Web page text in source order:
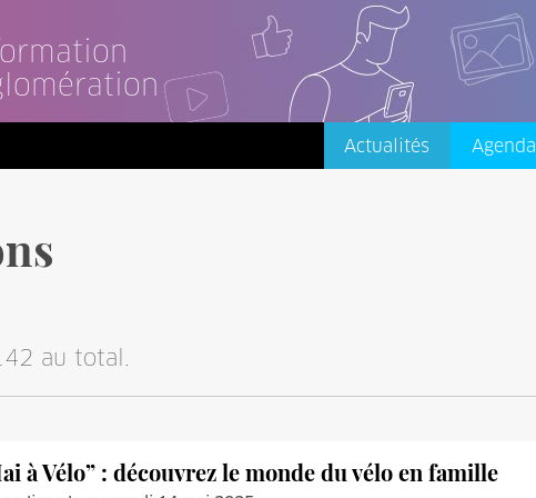
Actualités Agenda
au total.
à Vélo” : découvrez le monde du vélo en famille